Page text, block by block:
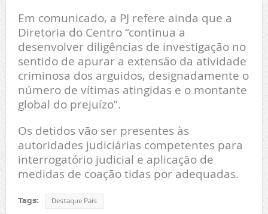
Em comunicado, a PJ refere ainda que a
Diretoria do Centro “continua a
desenvolver diligências de investigação no
sentido de apurar a extensão da atividade
criminosa dos arguidos, designadamente o
número de vítimas atingidas e o montante
global do prejuízo”.
Os detidos vão ser presentes às
autoridades judiciárias competentes para
interrogatório judicial e aplicação de
medidas de coação tidas por adequadas.
Tags: Destaque País